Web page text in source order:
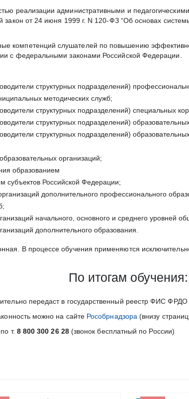
реализации административными и
от 24 июня 1999 г. N 120-ФЗ “Об основах
компетенций слушателей по повышению
с федеральными законами Российской Федерации.
структурных подразделений)
методических служб;
структурных подразделений) специальных
структурных подразделений)
структурных подразделений)
организаций;
образованием
субъектов Российской Федерации;
дополнительного профессионального
начального, основного и среднего уровней
дополнительного образования.
В процессе обучения применяются
По итогам обучения:
передаст в государственный реестр ФИС
можно на сайте Рособрнадзора (внизу
т. 8 800 300 26 28(звонок бесплатный по России)